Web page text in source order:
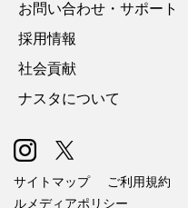
お問い合わせ・サポート
採用情報
社会貢献
ナスタについて
サイトマップ ご利用規約
ルメディアポリシー